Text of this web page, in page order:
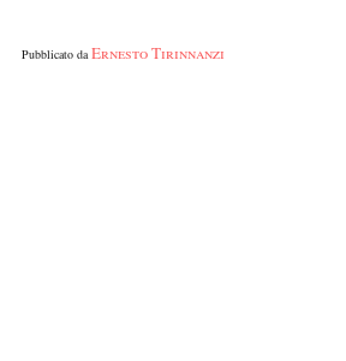
Pubblicato daErnesto Tirinnanzi